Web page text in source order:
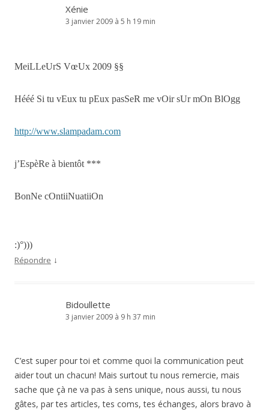
Xénie
3 janvier 2009 à 5 h 19 min
MeiLLeUrS VœUx 2009 §§
Hééé Si tu vEux tu pEux pasSeR me vOir sUr mOn BlOgg
http://www.slampadam.com
j’EspèRe à bientôt ***
BonNe cOntiiNuatiiOn
:)°)))
Répondre ↓
Bidoullette
3 janvier 2009 à 9 h 37 min
C’est super pour toi et comme quoi la communication peut
aider tout un chacun! Mais surtout tu nous remercie, mais
sache que çà ne va pas à sens unique, nous aussi, tu nous
gâtes, par tes articles, tes coms, tes échanges, alors bravo à